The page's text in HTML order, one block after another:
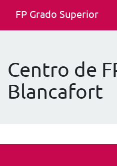
FP Grado Superior
Centro de
Blancafort